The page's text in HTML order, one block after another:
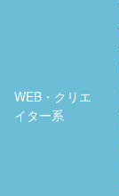
WEB・クリエ
イター系